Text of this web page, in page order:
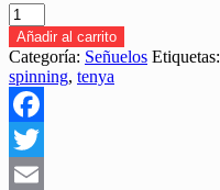
SEÑUELO
TENYA
EBINEM
de
LITTLE
JACK
20
gr
"SPINNING/TENYA"
Añadir al carrito
Categoría: Señuelos Etiquetas:
spinning, tenya
Facebook
Twitter